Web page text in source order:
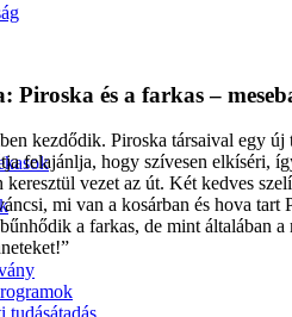
tudásátadás
Piroska és a farkas –
kezdődik. Piroska társaival egy
felajánlja, hogy szívesen elkíséri,
keresztül vezet az út. Két kedves
mi van a kosárban és hova
a farkas, de mint általában